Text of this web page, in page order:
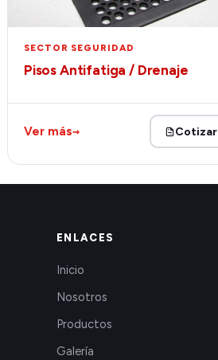
SECTOR SEGURIDAD
Pisos Antifatiga / Drenaje
Ver más→ Cotizar
ENLACES
Inicio
Nosotros
Productos
Galería